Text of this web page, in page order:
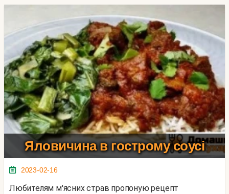
Яловичина в гострому соусі
2023-02-16
Любителям м'ясних страв пропоную рецепт